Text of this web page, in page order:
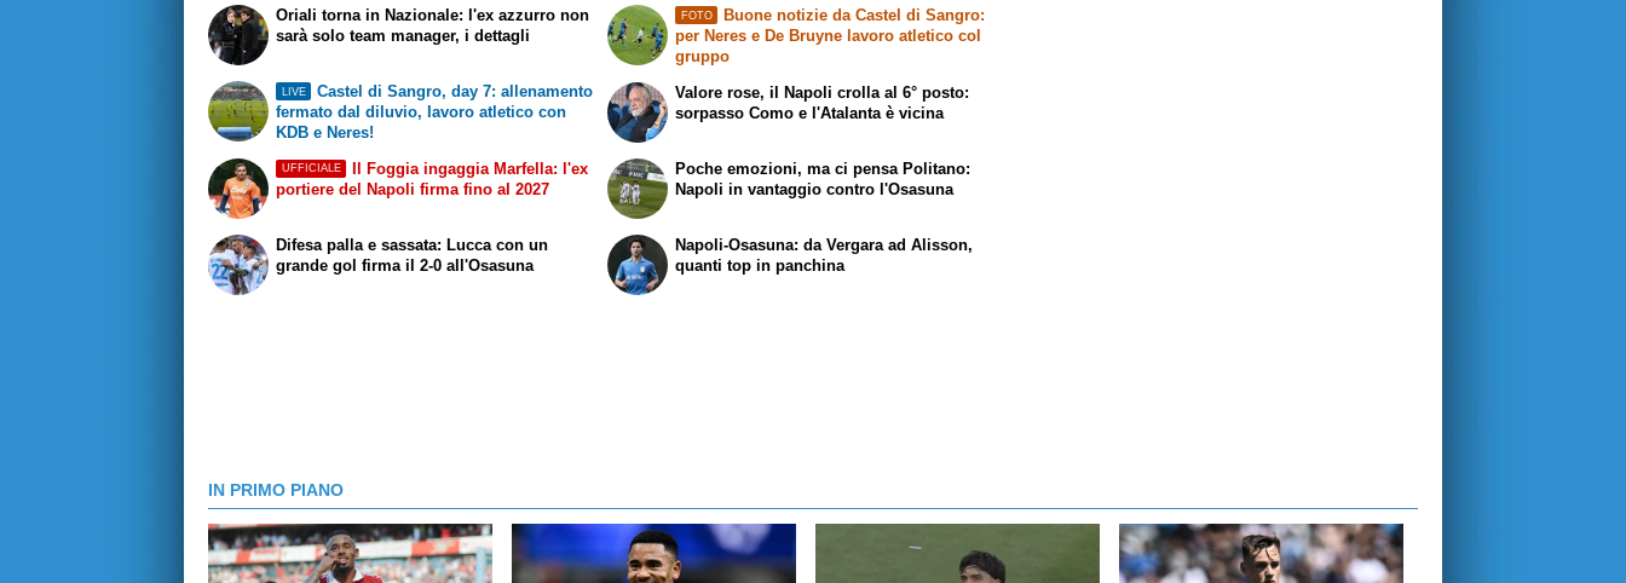
Oriali torna in Nazionale: l'ex azzurro non
sarà solo team manager, i dettagli
LIVE
Castel di Sangro, day 7: allenamento
fermato dal diluvio, lavoro atletico con
KDB e Neres!
FOTO
Buone notizie da Castel di Sangro:
per Neres e De Bruyne lavoro atletico col
gruppo
Valore rose, il Napoli crolla al 6° posto:
sorpasso Como e l'Atalanta è vicina
UFFICIALE
Il Foggia ingaggia Marfella: l'ex
portiere del Napoli firma fino al 2027
Difesa palla e sassata: Lucca con un
grande gol firma il 2-0 all'Osasuna
Poche emozioni, ma ci pensa Politano:
Napoli in vantaggio contro l'Osasuna
Napoli-Osasuna: da Vergara ad Alisson,
quanti top in panchina
IN PRIMO PIANO